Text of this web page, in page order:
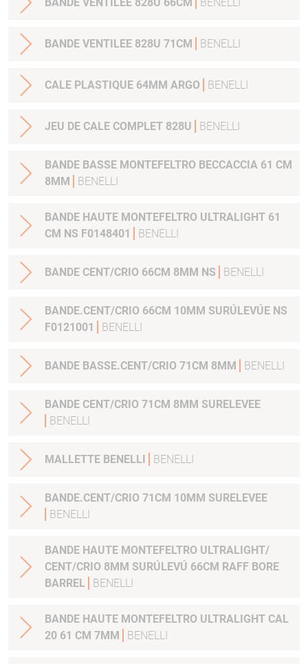
BANDE VENTILEE 828U 66CM BENELLI
BANDE VENTILEE 828U 71CM BENELLI
CALE PLASTIQUE 64MM ARGO BENELLI
JEU DE CALE COMPLET 828U BENELLI
BANDE BASSE MONTEFELTRO BECCACCIA 61 CM
8MM
BENELLI
BANDE HAUTE MONTEFELTRO ULTRALIGHT 61
CM NS F0148401
BENELLI
BANDE CENT/CRIO 66CM 8MM NS BENELLI
BANDE.CENT/CRIO 66CM 10MM SURÚLEVÚE NS
F0121001
BENELLI
BANDE BASSE.CENT/CRIO 71CM 8MM BENELLI
BANDE CENT/CRIO 71CM 8MM SURELEVEE
BENELLI
MALLETTE BENELLI BENELLI
BANDE.CENT/CRIO 71CM 10MM SURELEVEE
BENELLI
BANDE HAUTE MONTEFELTRO ULTRALIGHT/
CENT/CRIO 8MM SURÚLEVÚ 66CM RAFF BORE
BARREL
BENELLI
BANDE HAUTE MONTEFELTRO ULTRALIGHT CAL
20 61 CM 7MM
BENELLI